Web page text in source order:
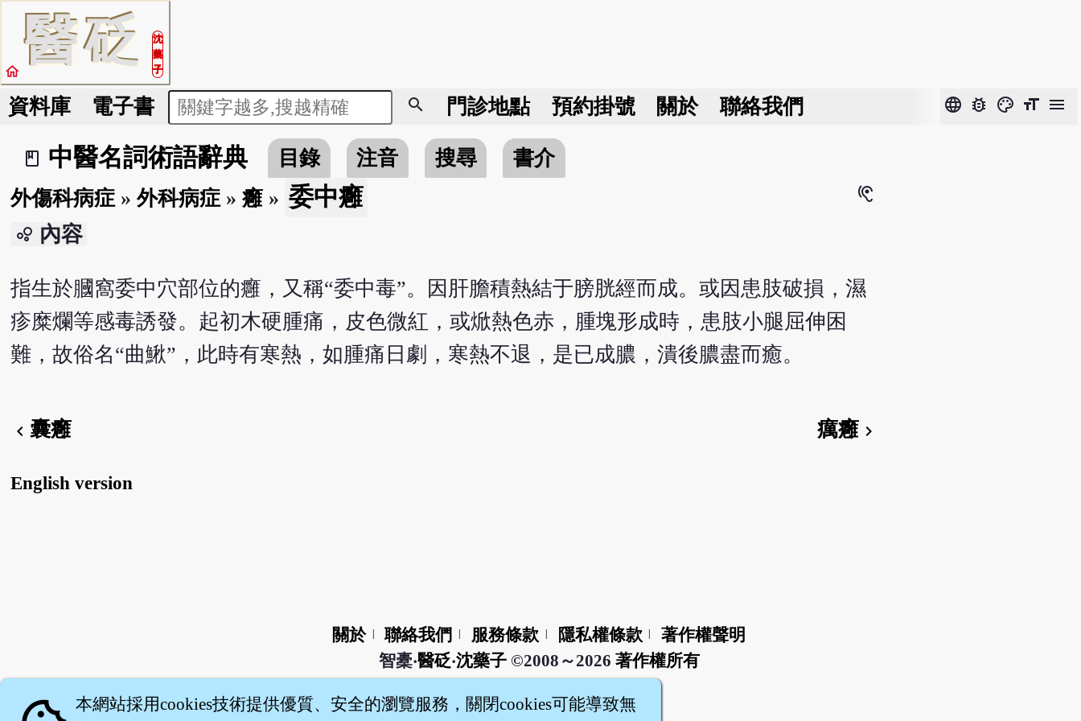
醫砭
沈
藥
子
home
資料庫 電子書 search 門診地點 預約掛號 關於 聯絡我們 language bug_report color_lens format_size menu
book_2
中醫名詞術語辭典 目錄 注音 搜尋
書介
外傷科病症» 外科病症» 癰» 委中癰 hearing
bubble_chart 內容
指生於膕窩委中穴部位的癰，又稱“委中毒”。因肝膽積熱結于膀胱經而成。或因患肢破損，濕
疹糜爛等感毒誘發。起初木硬腫痛，皮色微紅，或焮熱色赤，腫塊形成時，患肢小腿屈伸困
難，故俗名“曲鰍”，此時有寒熱，如腫痛日劇，寒熱不退，是已成膿，潰後膿盡而癒。
chevron_left 囊癰 癘癰 chevron_right
English version
關於 聯絡我們 服務條款 隱私權條款
著作權聲明
智橐‧醫砭‧沈藥子©2008～2026 著作權所有
本網站採用cookies技術提供優質、安全的瀏覽服務，關閉cookies可能導致無